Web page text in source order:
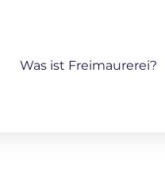
Was ist Freimaurerei?